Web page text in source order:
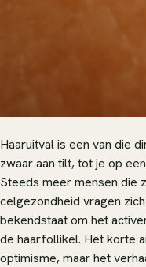
Haaruitval is een van die
zwaar aan tilt, tot je op
Steeds meer mensen die
celgezondheid vragen
bekendstaat om het
de haarfollikel. Het korte
optimisme, maar het